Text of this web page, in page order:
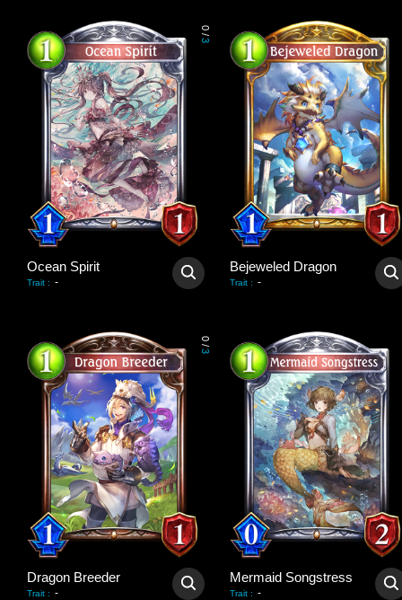
0
/
3
Ocean Spirit
Trait : -
Bejeweled Dragon
Trait : -
0
/
3
Dragon Breeder
Trait : -
Mermaid Songstress
Trait : -